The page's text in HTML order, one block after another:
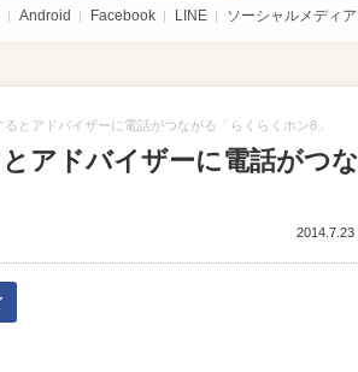
Android Facebook LINE ソーシャルメディア
るとアドバイザーに電話がつながる「らくらくホン8」
アドバイザーに電話がつ
2014.7.23